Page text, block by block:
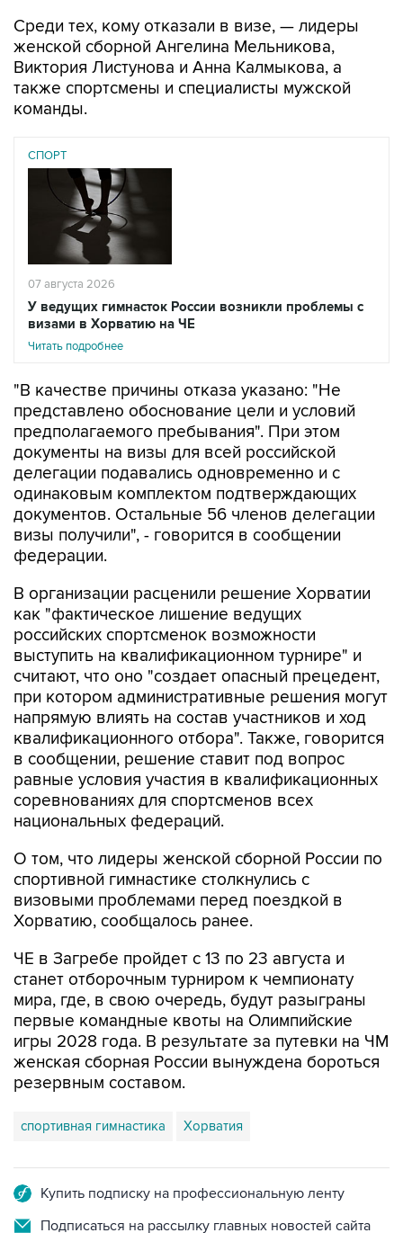
Среди тех, кому отказали в визе, — лидеры
женской сборной Ангелина Мельникова,
Виктория Листунова и Анна Калмыкова, а
также спортсмены и специалисты мужской
команды.
СПОРТ
07 августа 2026
У ведущих гимнасток России возникли проблемы с
визами в Хорватию на ЧЕ
Читать подробнее
"В качестве причины отказа указано: "Не
представлено обоснование цели и условий
предполагаемого пребывания". При этом
документы на визы для всей российской
делегации подавались одновременно и с
одинаковым комплектом подтверждающих
документов. Остальные 56 членов делегации
визы получили", - говорится в сообщении
федерации.
В организации расценили решение Хорватии
как "фактическое лишение ведущих
российских спортсменок возможности
выступить на квалификационном турнире" и
считают, что оно "создает опасный прецедент,
при котором административные решения могут
напрямую влиять на состав участников и ход
квалификационного отбора". Также, говорится
в сообщении, решение ставит под вопрос
равные условия участия в квалификационных
соревнованиях для спортсменов всех
национальных федераций.
О том, что лидеры женской сборной России по
спортивной гимнастике столкнулись с
визовыми проблемами перед поездкой в
Хорватию, сообщалось ранее.
ЧЕ в Загребе пройдет с 13 по 23 августа и
станет отборочным турниром к чемпионату
мира, где, в свою очередь, будут разыграны
первые командные квоты на Олимпийские
игры 2028 года. В результате за путевки на ЧМ
женская сборная России вынуждена бороться
резервным составом.
спортивная гимнастика Хорватия
Купить подписку на профессиональную ленту
Подписаться на рассылку главных новостей сайта